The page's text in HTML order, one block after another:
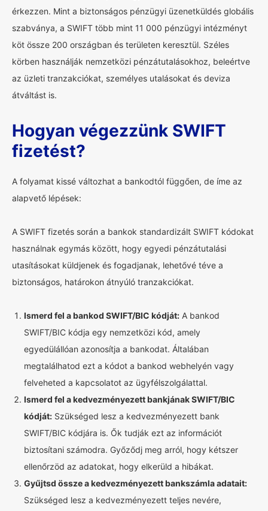
érkezzen. Mint a biztonságos pénzügyi üzenetküldés globális
szabványa, a SWIFT több mint 11 000 pénzügyi intézményt
köt össze 200 országban és területen keresztül. Széles
körben használják nemzetközi pénzátutalásokhoz, beleértve
az üzleti tranzakciókat, személyes utalásokat és deviza
átváltást is.
Hogyan végezzünk SWIFT
fizetést?
A folyamat kissé változhat a bankodtól függően, de íme az
alapvető lépések:
A SWIFT fizetés során a bankok standardizált SWIFT kódokat
használnak egymás között, hogy egyedi pénzátutalási
utasításokat küldjenek és fogadjanak, lehetővé téve a
biztonságos, határokon átnyúló tranzakciókat.
Ismerd fel a bankod SWIFT/BIC kódját: A bankod
SWIFT/BIC kódja egy nemzetközi kód, amely
egyedülállóan azonosítja a bankodat. Általában
megtalálhatod ezt a kódot a bankod webhelyén vagy
felveheted a kapcsolatot az ügyfélszolgálattal.
Ismerd fel a kedvezményezett bankjának SWIFT/BIC
kódját: Szükséged lesz a kedvezményezett bank
SWIFT/BIC kódjára is. Ők tudják ezt az információt
biztosítani számodra. Győződj meg arról, hogy kétszer
ellenőrzöd az adatokat, hogy elkerüld a hibákat.
Gyűjtsd össze a kedvezményezett bankszámla adatait:
Szükséged lesz a kedvezményezett teljes nevére,